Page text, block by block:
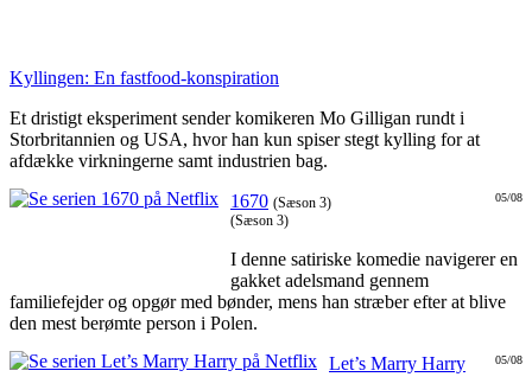
Kyllingen: En fastfood-konspiration
Et dristigt eksperiment sender komikeren Mo Gilligan rundt i
Storbritannien og USA, hvor han kun spiser stegt kylling for at
afdække virkningerne samt industrien bag.
05/08
1670 (Sæson 3)
(Sæson 3)
I denne satiriske komedie navigerer en
gakket adelsmand gennem
familiefejder og opgør med bønder, mens han stræber efter at blive
den mest berømte person i Polen.
05/08
Let’s Marry Harry